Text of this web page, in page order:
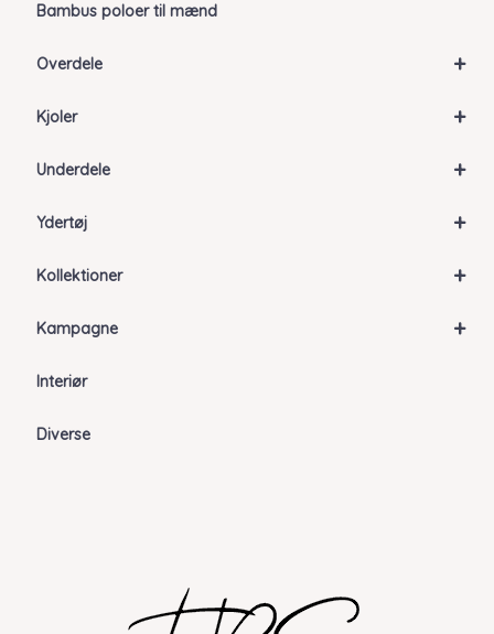
Bambus poloer til mænd
+
Overdele
+
Kjoler
+
Underdele
+
Ydertøj
+
Kollektioner
+
Kampagne
Interiør
Diverse